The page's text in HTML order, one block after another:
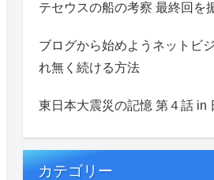
テセウスの船の考察 最終回を
ブログから始めようネットビ
れ無く続ける方法
東日本大震災の記憶 第４話 in
カテゴリー